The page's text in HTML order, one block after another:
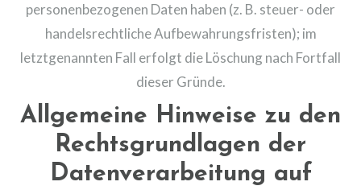
personenbezogenen Daten haben (z. B. steuer- oder
handelsrechtliche Aufbewahrungsfristen); im
letztgenannten Fall erfolgt die Löschung nach Fortfall
dieser Gründe.
Allgemeine Hinweise zu den
Rechtsgrundlagen der
Datenverarbeitung auf